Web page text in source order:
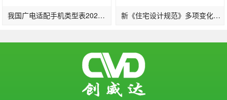
我国广电适配手机类型表2022一览：支撑的手机品牌及晋级时刻发布(2) 新《住宅设计规范》多项变化：2层及以上住宅设置电梯明确担架电梯尺寸…